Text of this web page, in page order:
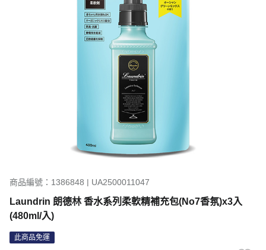
商品編號：1386848 | UA2500011047
Laundrin 朗德林 香水系列柔軟精補充包(No7香氛)x3入
(480ml/入)
此商品免運